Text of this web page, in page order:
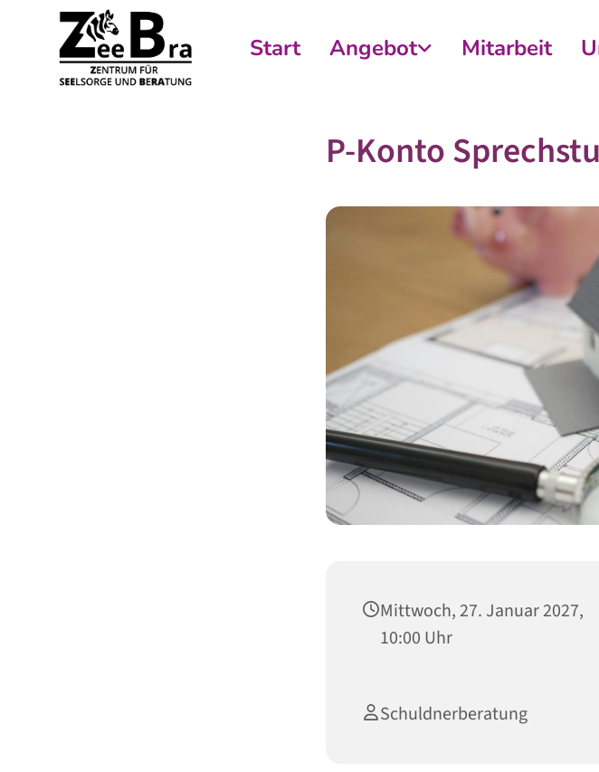
Start Angebot Mitarbeit
P-Konto
Mittwoch, 27. Januar 2027,
10:00 Uhr
Schuldnerberatung